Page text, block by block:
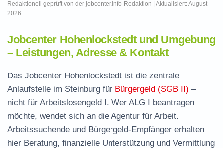
Redaktionell geprüft von der jobcenter.info-Redaktion | Aktualisiert: August
2026
Jobcenter Hohenlockstedt und Umgebung
– Leistungen, Adresse & Kontakt
Das Jobcenter Hohenlockstedt ist die zentrale
Anlaufstelle im Steinburg für Bürgergeld (SGB II) –
nicht für Arbeitslosengeld I. Wer ALG I beantragen
möchte, wendet sich an die Agentur für Arbeit.
Arbeitssuchende und Bürgergeld-Empfänger erhalten
hier Beratung, finanzielle Unterstützung und Vermittlung